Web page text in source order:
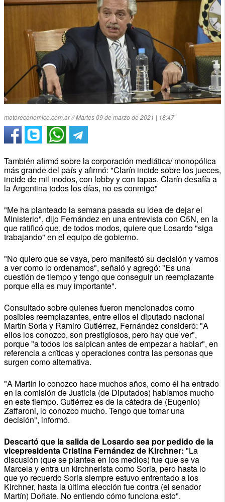
motoreconomico.com.ar // Martes 09 de marzo de 2021 | 18:47
También afirmó sobre la corporación mediática/ monopólica
más grande del país y afirmó: "Clarín incide sobre los jueces,
incide de mil modos, con lobby y con tapas. Clarín desafía a
la Argentina todos los días, no es conmigo"
"Me ha planteado la semana pasada su idea de dejar el
Ministerio", dijo Fernández en una entrevista con C5N, en la
que ratificó que, de todos modos, quiere que Losardo "siga
trabajando" en el equipo de gobierno.
"No quiero que se vaya, pero manifestó su decisión y vamos
a ver como lo ordenamos", señaló y agregó: "Es una
cuestión de tiempo y tengo que conseguir un reemplazante
porque ella es muy importante".
Consultado sobre quienes fueron mencionados como
posibles reemplazantes, entre ellos el diputado nacional
Martín Soria y Ramiro Gutiérrez, Fernández consideró: "A
ellos los conozco, son prestigiosos, pero hay que ver",
porque "a todos los salpican antes de empezar a hablar", en
referencia a críticas y operaciones contra las personas que
surgen como alternativa.
"A Martín lo conozco hace muchos años, como él ha entrado
en la comisión de Justicia (de Diputados) hablamos mucho
en este tiempo. Gutiérrez es de la cátedra de (Eugenio)
Zaffaroni, lo conozco mucho. Tengo que tomar una
decisión", informó.
Descartó que la salida de Losardo sea por pedido de la
vicepresidenta Cristina Fernández de Kirchner: "La
discusión (que se plantea en los medios) fue que se va
Marcela y entra un kirchnerista como Soria, pero hasta lo
que yo recuerdo Soria siempre estuvo enfrentado a los
Kirchner, hasta la última elección fue contra (el senador
Martín) Doñate. No entiendo cómo funciona esto".